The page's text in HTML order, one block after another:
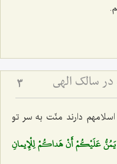
سالک الهی 3
دارند منّت به سر تو
يَمُنُّ عَلَيْكُمْ أَنْ هَداكُمْ لِلْإِيمانِ